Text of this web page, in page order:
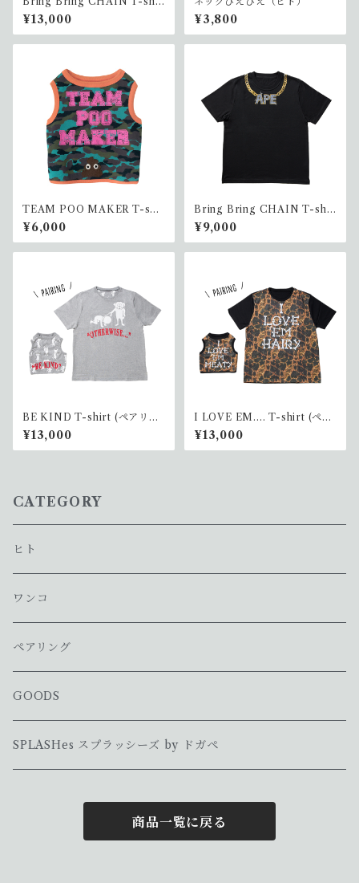
t (ペアリング)
¥13,000 ¥3,800
TEAM POO MAKER T-shir
t <GREEN> DOG(ワンコ)
¥6,000
Bring Bring CHAIN T-shir
t APE(ヒト)
¥9,000
BE KIND T-shirt (ペアリン
グ)
¥13,000
I LOVE EM.... T-shirt (ペア
リング)
¥13,000
CATEGORY
ヒト
ワンコ
ペアリング
GOODS
SPLASHes スプラッシーズ by ドガペ
商品一覧に戻る